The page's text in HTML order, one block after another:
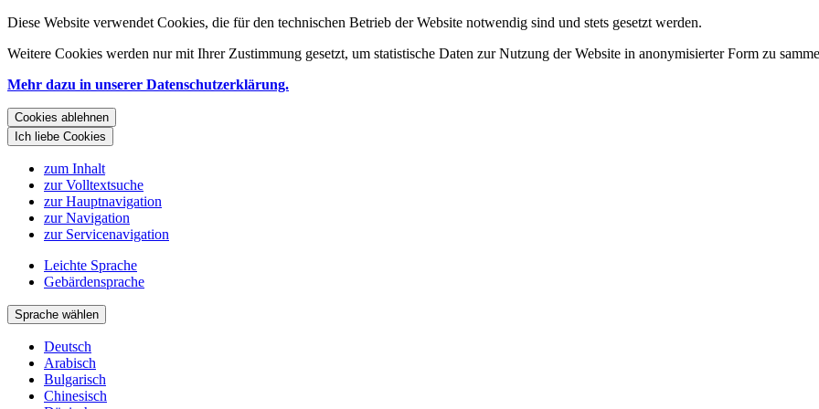
Diese Website verwendet Cookies, die für den technischen Betrieb der Website notwendig sind und stets gesetzt werden.
Weitere Cookies werden nur mit Ihrer Zustimmung gesetzt, um statistische Daten zur Nutzung der Website in anonymisierter Form zu
Mehr dazu in unserer Datenschutzerklärung.
Cookies ablehnen
Ich liebe Cookies
zum Inhalt
zur Volltextsuche
zur Hauptnavigation
zur Navigation
zur Servicenavigation
Leichte Sprache
Gebärdensprache
Sprache wählen
Deutsch
Arabisch
Bulgarisch
Chinesisch